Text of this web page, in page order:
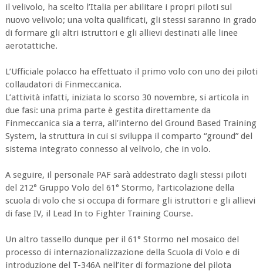
il velivolo, ha scelto l’Italia per abilitare i propri piloti sul
nuovo velivolo; una volta qualificati, gli stessi saranno in grado
di formare gli altri istruttori e gli allievi destinati alle linee
aerotattiche.
L’Ufficiale polacco ha effettuato il primo volo con uno dei piloti
collaudatori di Finmeccanica.
L’attività infatti, iniziata lo scorso 30 novembre, si articola in
due fasi: una prima parte è gestita direttamente da
Finmeccanica sia a terra, all’interno del Ground Based Training
System, la struttura in cui si sviluppa il comparto “ground” del
sistema integrato connesso al velivolo, che in volo.
A seguire, il personale PAF sarà addestrato dagli stessi piloti
del 212° Gruppo Volo del 61° Stormo, l’articolazione della
scuola di volo che si occupa di formare gli istruttori e gli allievi
di fase IV, il Lead In to Fighter Training Course.
Un altro tassello dunque per il 61° Stormo nel mosaico del
processo di internazionalizzazione della Scuola di Volo e di
introduzione del T-346A nell’iter di formazione del pilota